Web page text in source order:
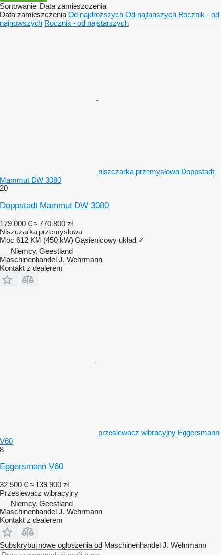
Sortowanie: Data zamieszczenia
Data zamieszczenia Od najdroższych Od najtańszych Rocznik - od
najnowszych Rocznik - od najstarszych
niszczarka przemysłowa Doppstadt
Mammut DW 3080
20
Doppstadt Mammut DW 3080
179 000 € ≈ 770 800 zł
Niszczarka przemysłowa
Moc 612 KM (450 kW) Gąsienicowy układ ✓
Niemcy, Geestland
Maschinenhandel J. Wehrmann
Kontakt z dealerem
przesiewacz wibracyjny Eggersmann
V60
8
Eggersmann V60
32 500 € ≈ 139 900 zł
Przesiewacz wibracyjny
Niemcy, Geestland
Maschinenhandel J. Wehrmann
Kontakt z dealerem
Subskrybuj nowe ogłoszenia od Maschinenhandel J. Wehrmann